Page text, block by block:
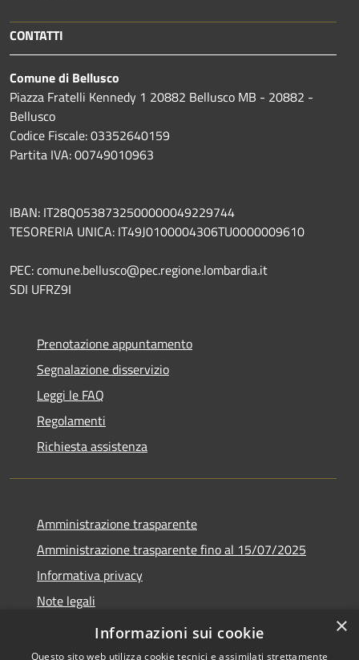
CONTATTI
Comune di Bellusco
Piazza Fratelli Kennedy 1 20882 Bellusco MB - 20882 -
Bellusco
Codice Fiscale: 03352640159
Partita IVA: 00749010963
IBAN: IT28Q0538732500000049229744
TESORERIA UNICA: IT49J0100004306TU0000009610
PEC: comune.bellusco@pec.regione.lombardia.it
SDI UFRZ9I
Prenotazione appuntamento
Segnalazione disservizio
Leggi le FAQ
Regolamenti
Richiesta assistenza
Amministrazione trasparente
Amministrazione trasparente fino al 15/07/2025
Informativa privacy
Note legali
Dichiarazione di accessibilità
×
Informazioni sui cookie
Questo sito web utilizza cookie tecnici e assimilati strettamente